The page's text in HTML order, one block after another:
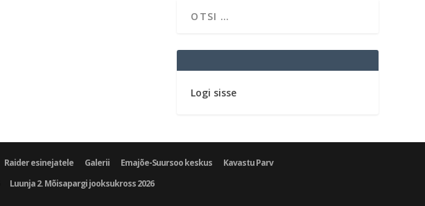
Logi sisse
Raider esinejatele Galerii Emajõe-Suursoo keskus
Kavastu Parv
Luunja 2. Mõisapargi jooksukross 2026